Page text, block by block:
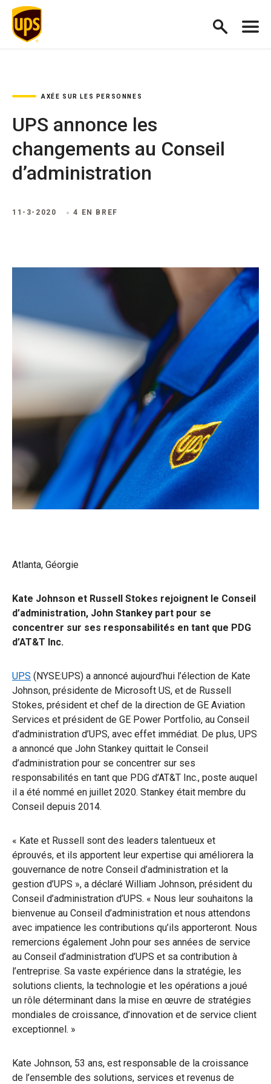
AXÉE SUR LES PERSONNES
UPS annonce les
changements au Conseil
d’administration
11-3-2020 4 EN BREF
Atlanta, Géorgie
Kate Johnson et Russell Stokes rejoignent le Conseil
d’administration, John Stankey part pour se
concentrer sur ses responsabilités en tant que PDG
d’AT&T Inc.
UPS (NYSE:UPS) a annoncé aujourd’hui l’élection de Kate
Johnson, présidente de Microsoft US, et de Russell
Stokes, président et chef de la direction de GE Aviation
Services et président de GE Power Portfolio, au Conseil
d’administration d’UPS, avec effet immédiat. De plus, UPS
a annoncé que John Stankey quittait le Conseil
d’administration pour se concentrer sur ses
responsabilités en tant que PDG d’AT&T Inc., poste auquel
il a été nommé en juillet 2020. Stankey était membre du
Conseil depuis 2014.
« Kate et Russell sont des leaders talentueux et
éprouvés, et ils apportent leur expertise qui améliorera la
gouvernance de notre Conseil d’administration et la
gestion d’UPS », a déclaré William Johnson, président du
Conseil d’administration d’UPS. « Nous leur souhaitons la
bienvenue au Conseil d’administration et nous attendons
avec impatience les contributions qu’ils apporteront. Nous
remercions également John pour ses années de service
au Conseil d’administration d’UPS et sa contribution à
l’entreprise. Sa vaste expérience dans la stratégie, les
solutions clients, la technologie et les opérations a joué
un rôle déterminant dans la mise en œuvre de stratégies
mondiales de croissance, d’innovation et de service client
exceptionnel. »
Kate Johnson, 53 ans, est responsable de la croissance
de l’ensemble des solutions, services et revenus de